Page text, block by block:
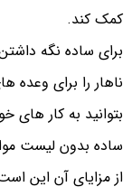
کمک کند.
برای ساده نگه
ناهار را برای وعده
بتوانید به کار های
ساده بدون لیست
از مزایای آن این